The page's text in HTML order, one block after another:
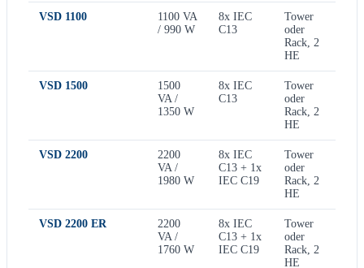
VSD 1100
1100 VA
/ 990 W
8x IEC
C13
Tower
oder
Rack, 2
HE
VSD 1500
1500
VA /
1350 W
8x IEC
C13
Tower
oder
Rack, 2
HE
VSD 2200
2200
VA /
1980 W
8x IEC
C13 + 1x
IEC C19
Tower
oder
Rack, 2
HE
VSD 2200 ER
2200
VA /
1760 W
8x IEC
C13 + 1x
IEC C19
Tower
oder
Rack, 2
HE